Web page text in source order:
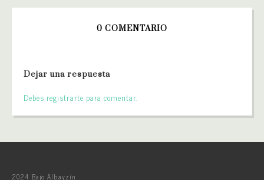
0 COMENTARIO
Dejar una respuesta
Debes registrarte para comentar.
2024 Bajo Albayzín